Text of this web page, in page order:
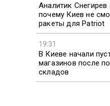
Аналитик
почему Киев не
ракеты для Patriot
19:31
В Киеве начали
магазинов после
складов